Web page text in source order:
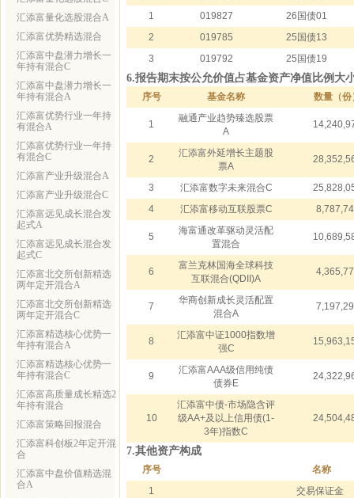
汇添富量化选股混合A
汇添富优势精选混合
汇添富中盘潜力增长一
年持有混合C
汇添富中盘潜力增长一
年持有混合A
汇添富优势行业一年持
有混合A
汇添富优势行业一年持
有混合C
汇添富产业升级混合A
汇添富产业升级混合C
汇添富远见成长混合发
起式A
汇添富远见成长混合发
起式C
汇添富北交所创新精选
两年定开混合A
汇添富北交所创新精选
两年定开混合C
汇添富精选核心优势一
年持有混合A
汇添富精选核心优势一
年持有混合C
汇添富高质量成长精选2
年持有混合
汇添富策略回报混合
汇添富科创板2年定开混
合
汇添富中盘价值精选混
合A
1 019827 26国债01
2 019785 25国债13
3 019792 25国债19
6.报告期末按公允价值占基金资产净值比例大
序号 基金名称 数量（份
1
融通产业趋势臻选股票
A
2
汇添富外延增长主题股
票A
3 汇添富数字未来混合C
4 汇添富移动互联股票C
5
海富通改革驱动灵活配
置混合
6
富兰克林国海全球科技
互联混合(QDII)A
7
华商创新成长灵活配置
混合A
8
汇添富中证1000指数增
强C
9
汇添富AAA级信用纯债
债券E
10
汇添富中债-市场隐含评
级AA+及以上信用债(1-
3年)指数C
7.其他资产构成
序号 名称
1 交易保证金